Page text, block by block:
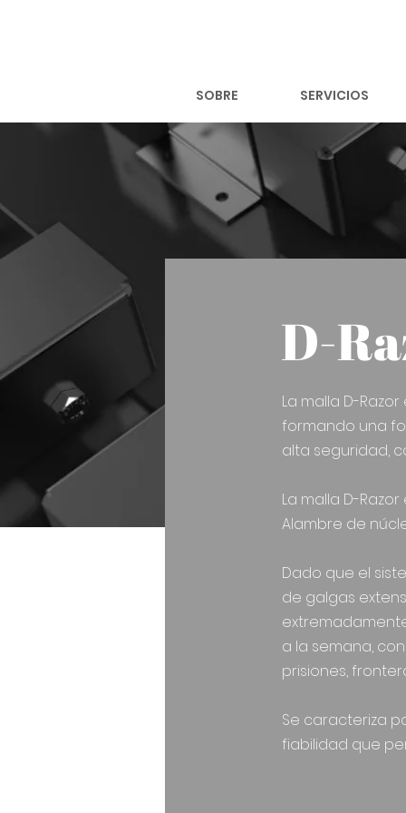
SOBRE SERVICIOS
D-
La malla D-
formando una
alta seguridad,
La malla D-
Alambre de
Dado que el
de galgas
a la semana,
prisiones,
Se caracteriza
fiabilidad que